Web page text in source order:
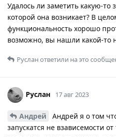
Удалось ли заметить какую-то
которой она возникает? В
функциональность хорошо
возможно, вы нашли какой-то
Русланответили на это
Руслан 17 авг 2023
Андрей
Андрей я о том
запускатся не взависемости